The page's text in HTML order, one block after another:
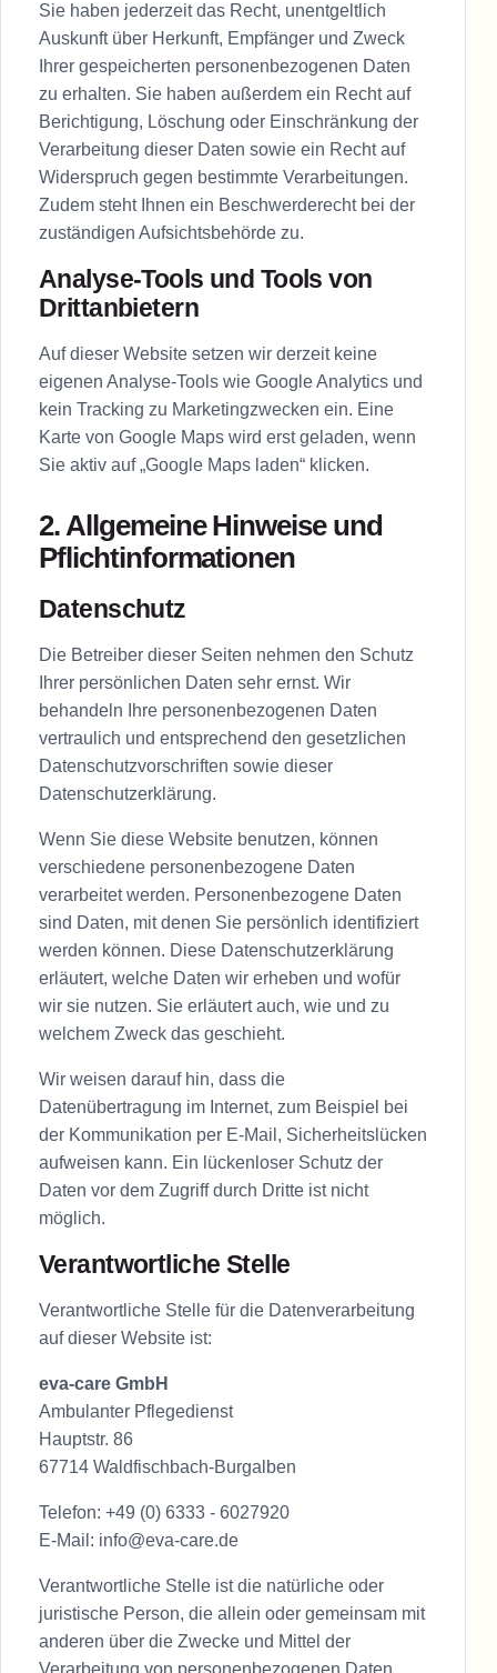
Sie haben jederzeit das Recht, unentgeltlich
Auskunft über Herkunft, Empfänger und Zweck
Ihrer gespeicherten personenbezogenen Daten
zu erhalten. Sie haben außerdem ein Recht auf
Berichtigung, Löschung oder Einschränkung der
Verarbeitung dieser Daten sowie ein Recht auf
Widerspruch gegen bestimmte Verarbeitungen.
Zudem steht Ihnen ein Beschwerderecht bei der
zuständigen Aufsichtsbehörde zu.
Analyse-Tools und Tools von
Drittanbietern
Auf dieser Website setzen wir derzeit keine
eigenen Analyse-Tools wie Google Analytics und
kein Tracking zu Marketingzwecken ein. Eine
Karte von Google Maps wird erst geladen, wenn
Sie aktiv auf „Google Maps laden“ klicken.
2. Allgemeine Hinweise und
Pflichtinformationen
Datenschutz
Die Betreiber dieser Seiten nehmen den Schutz
Ihrer persönlichen Daten sehr ernst. Wir
behandeln Ihre personenbezogenen Daten
vertraulich und entsprechend den gesetzlichen
Datenschutzvorschriften sowie dieser
Datenschutzerklärung.
Wenn Sie diese Website benutzen, können
verschiedene personenbezogene Daten
verarbeitet werden. Personenbezogene Daten
sind Daten, mit denen Sie persönlich identifiziert
werden können. Diese Datenschutzerklärung
erläutert, welche Daten wir erheben und wofür
wir sie nutzen. Sie erläutert auch, wie und zu
welchem Zweck das geschieht.
Wir weisen darauf hin, dass die
Datenübertragung im Internet, zum Beispiel bei
der Kommunikation per E-Mail, Sicherheitslücken
aufweisen kann. Ein lückenloser Schutz der
Daten vor dem Zugriff durch Dritte ist nicht
möglich.
Verantwortliche Stelle
Verantwortliche Stelle für die Datenverarbeitung
auf dieser Website ist:
eva-care GmbH
Ambulanter Pflegedienst
Hauptstr. 86
67714 Waldfischbach-Burgalben
Telefon: +49 (0) 6333 - 6027920
E-Mail: info@eva-care.de
Verantwortliche Stelle ist die natürliche oder
juristische Person, die allein oder gemeinsam mit
anderen über die Zwecke und Mittel der
Verarbeitung von personenbezogenen Daten